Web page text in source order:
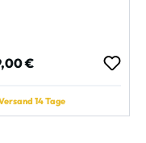
Preis:
€
14 Tage